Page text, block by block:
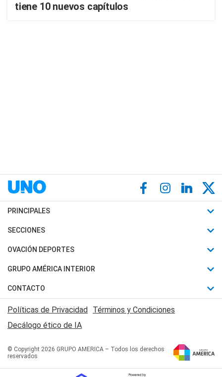
tiene 10 nuevos capítulos
PRINCIPALES
Últimas Noticias
Política
Judiciales
Economia
SECCIONES
Horóscopo
Motores
Trucos caseros
Series y Películas
Edictos y Solicitadas
OVACIÓN DEPORTES
Fútbol
Mundial
Automovilismo
Rugby
Básquet
GRUPO AMÉRICA INTERIOR
Canal 7 en Vivo
San Juan 8
CONTACTO
Acerca de Nosotros
Contactanos
Políticas de Privacidad Términos y Condiciones
Decálogo ético de IA
© Copyright 2026 GRUPO AMERICA – Todos los derechos
reservados